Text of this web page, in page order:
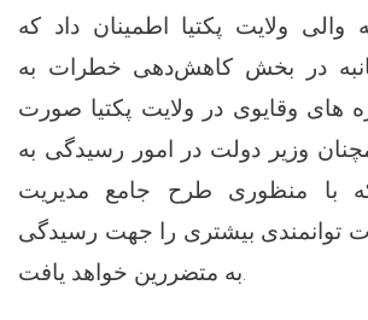
ولایت پکتیا اطمینان داد که
در بخش کاهش‌دهی خطرات به
های وقایوی در ولایت پکتیا صورت
وزیر دولت در امور رسیدگی به
با منظوری طرح جامع مدیریت
توانمندی بیشتری را جهت رسیدگی
به متضررین خواهد یافت.